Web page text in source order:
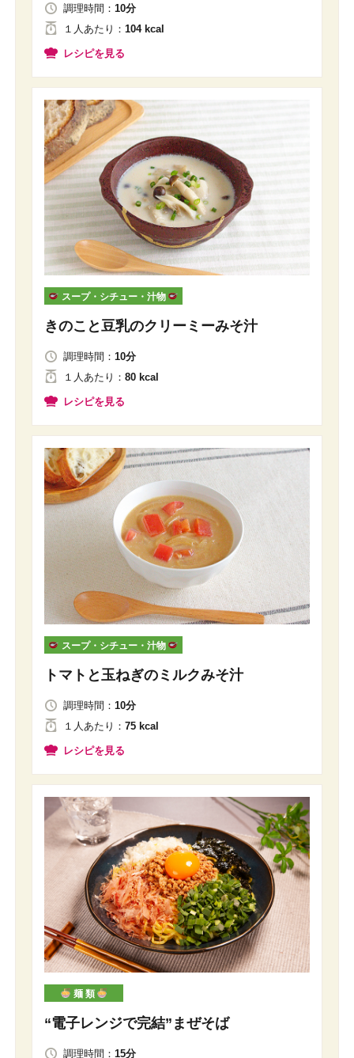
調理時間： 10分
１人 あたり ： 104 kcal
レシピを見る
スープ・シチュー・汁物
きのこと豆乳のクリーミーみそ汁
調理時間： 10分
１人あたり ： 80 kcal
レシピを見る
スープ・シチュー・汁物
トマトと玉ねぎのミルクみそ汁
調理時間： 10分
１人 あたり ： 75 kcal
レシピを見る
麺 類
“電子レンジで完結”まぜそば
調理時間： 15分